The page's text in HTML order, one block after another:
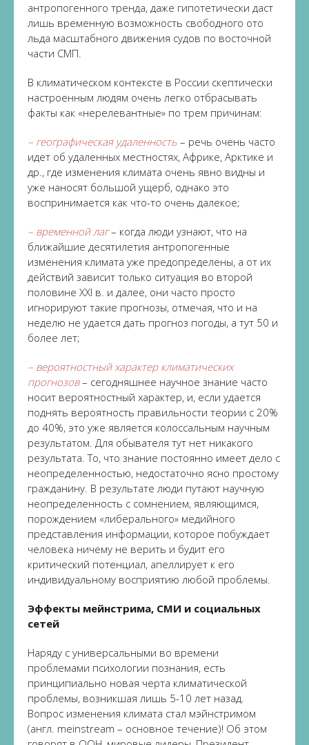
антропогенного тренда, даже гипотетически даст
лишь временную возможность свободного ото
льда масштабного движения судов по восточной
части СМП.
В климатическом контексте в России скептически
настроенным людям очень легко отбрасывать
факты как «нерелевантные» по трем причинам:
– географическая удаленность – речь очень часто
идет об удаленных местностях, Африке, Арктике и
др., где изменения климата очень явно видны и
уже наносят большой ущерб, однако это
воспринимается как что-то очень далекое;
– временной лаг– когда люди узнают, что на
ближайшие десятилетия антропогенные
изменения климата уже предопределены, а от их
действий зависит только ситуация во второй
половине XXI в. и далее, они часто просто
игнорируют такие прогнозы, отмечая, что и на
неделю не удается дать прогноз погоды, а тут 50 и
более лет;
– вероятностный характер климатических
прогнозов– сегодняшнее научное знание часто
носит вероятностный характер, и, если удается
поднять вероятность правильности теории с 20%
до 40%, это уже является колоссальным научным
результатом. Для обывателя тут нет никакого
результата. То, что знание постоянно имеет дело с
неопределенностью, недостаточно ясно простому
гражданину. В результате люди путают научную
неопределенность с сомнением, являющимся,
порождением «либерального» медийного
представления информации, которое побуждает
человека ничему не верить и будит его
критический потенциал, апеллирует к его
индивидуальному восприятию любой проблемы.
Эффекты мейнстрима, СМИ и социальных
сетей
Наряду с универсальными во времени
проблемами психологии познания, есть
принципиально новая черта климатической
проблемы, возникшая лишь 5-10 лет назад.
Вопрос изменения климата стал мэйнстримом
(англ. meinstream – основное течение)! Об этом